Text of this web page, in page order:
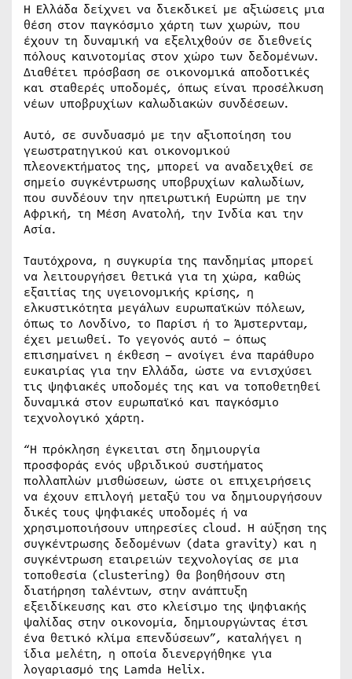
Η Ελλάδα δείχνει να διεκδικεί με αξιώσεις μια
θέση στον παγκόσμιο χάρτη των χωρών, που
έχουν τη δυναμική να εξελιχθούν σε διεθνείς
πόλους καινοτομίας στον χώρο των δεδομένων.
Διαθέτει πρόσβαση σε οικονομικά αποδοτικές
και σταθερές υποδομές, όπως είναι προσέλκυση
νέων υποβρυχίων καλωδιακών συνδέσεων.
Αυτό, σε συνδυασμό με την αξιοποίηση του
γεωστρατηγικού και οικονομικού
πλεονεκτήματος της, μπορεί να αναδειχθεί σε
σημείο συγκέντρωσης υποβρυχίων καλωδίων,
που συνδέουν την ηπειρωτική Ευρώπη με την
Αφρική, τη Μέση Ανατολή, την Ινδία και την
Ασία.
Ταυτόχρονα, η συγκυρία της πανδημίας μπορεί
να λειτουργήσει θετικά για τη χώρα, καθώς
εξαιτίας της υγειονομικής κρίσης, η
ελκυστικότητα μεγάλων ευρωπαϊκών πόλεων,
όπως το Λονδίνο, το Παρίσι ή το Άμστερνταμ,
έχει μειωθεί. Το γεγονός αυτό – όπως
επισημαίνει η έκθεση – ανοίγει ένα παράθυρο
ευκαιρίας για την Ελλάδα, ώστε να ενισχύσει
τις ψηφιακές υποδομές της και να τοποθετηθεί
δυναμικά στον ευρωπαϊκό και παγκόσμιο
τεχνολογικό χάρτη.
“Η πρόκληση έγκειται στη δημιουργία
προσφοράς ενός υβριδικού συστήματος
πολλαπλών μισθώσεων, ώστε οι επιχειρήσεις
να έχουν επιλογή μεταξύ του να δημιουργήσουν
δικές τους ψηφιακές υποδομές ή να
χρησιμοποιήσουν υπηρεσίες cloud. Η αύξηση της
συγκέντρωσης δεδομένων (data gravity) και η
συγκέντρωση εταιρειών τεχνολογίας σε μια
τοποθεσία (clustering) θα βοηθήσουν στη
διατήρηση ταλέντων, στην ανάπτυξη
εξειδίκευσης και στο κλείσιμο της ψηφιακής
ψαλίδας στην οικονομία, δημιουργώντας έτσι
ένα θετικό κλίμα επενδύσεων”, καταλήγει η
ίδια μελέτη, η οποία διενεργήθηκε για
λογαριασμό της Lamda Helix.